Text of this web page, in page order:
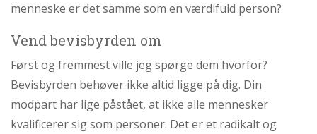
menneske er det samme som en værdifuld person?
Vend bevisbyrden om
Først og fremmest ville jeg spørge dem hvorfor?
Bevisbyrden behøver ikke altid ligge på dig. Din
modpart har lige påstået, at ikke alle mennesker
kvalificerer sig som personer. Det er et radikalt og